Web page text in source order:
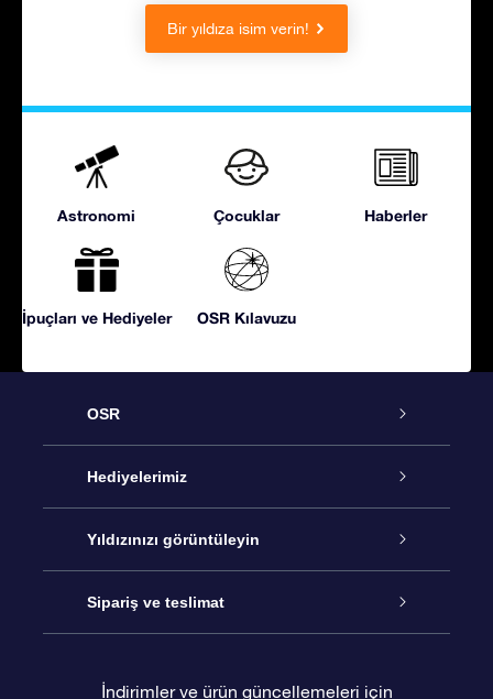
Bir yıldıza isim verin!
Astronomi Çocuklar Haberler
İpuçları ve Hediyeler OSR Kılavuzu
OSR
Hizmet
İletişim
Blogu
Hediyelerimiz
Çevrimiçi Yıldız Hediyesi
OSR Hediye Paketi
Yıldızınızı görüntüleyin
Star Register
Sipariş ve teslimat
İndirimler ve ürün güncellemeleri için